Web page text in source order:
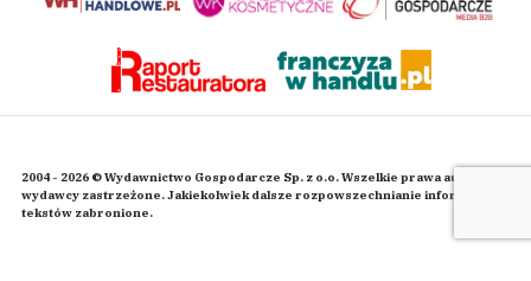
2004 - 2026 © Wydawnictwo Gospodarcze Sp. z o.o. Wszelkie prawa autorskie
wydawcy zastrzeżone. Jakiekolwiek dalsze rozpowszechnianie informacji i
tekstów zabronione.